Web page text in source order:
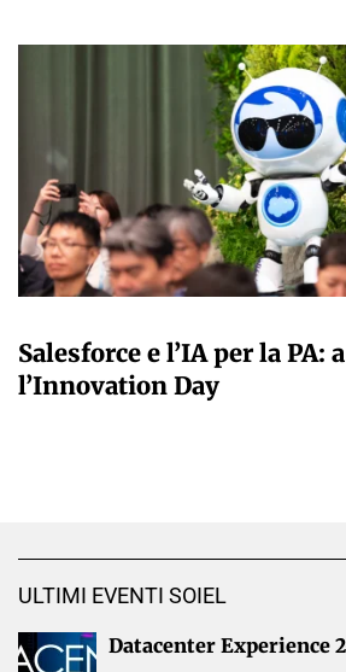
Salesforce e l’IA per la PA:
l’Innovation Day
ULTIMI EVENTI SOIEL
Datacenter Experience